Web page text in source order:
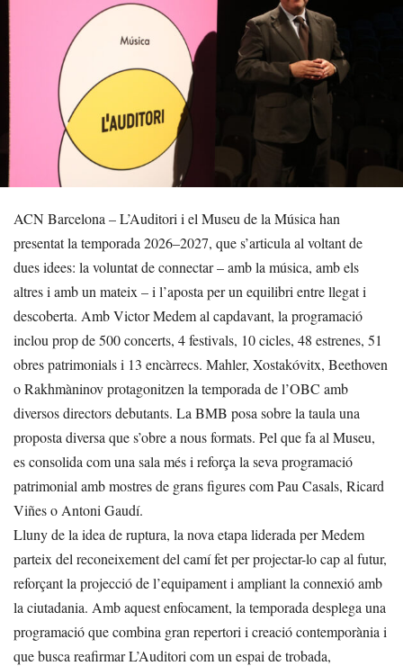
ACN Barcelona – L’Auditori i el Museu de la Música han
presentat la temporada 2026–2027, que s’articula al voltant de
dues idees: la voluntat de connectar – amb la música, amb els
altres i amb un mateix – i l’aposta per un equilibri entre llegat i
descoberta. Amb Victor Medem al capdavant, la programació
inclou prop de 500 concerts, 4 festivals, 10 cicles, 48 estrenes, 51
obres patrimonials i 13 encàrrecs. Mahler, Xostakóvitx, Beethoven
o Rakhmàninov protagonitzen la temporada de l’OBC amb
diversos directors debutants. La BMB posa sobre la taula una
proposta diversa que s’obre a nous formats. Pel que fa al Museu,
es consolida com una sala més i reforça la seva programació
patrimonial amb mostres de grans figures com Pau Casals, Ricard
Viñes o Antoni Gaudí.
Lluny de la idea de ruptura, la nova etapa liderada per Medem
parteix del reconeixement del camí fet per projectar-lo cap al futur,
reforçant la projecció de l’equipament i ampliant la connexió amb
la ciutadania. Amb aquest enfocament, la temporada desplega una
programació que combina gran repertori i creació contemporània i
que busca reafirmar L’Auditori com un espai de trobada,